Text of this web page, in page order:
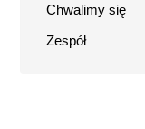
Chwalimy się
Zespół